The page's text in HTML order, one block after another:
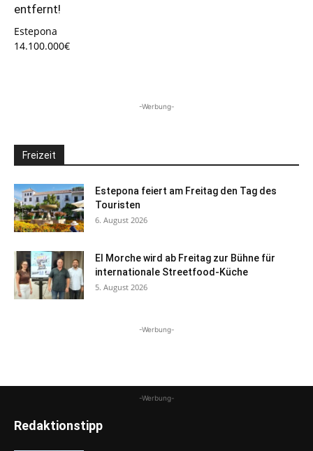
entfernt!
Estepona
14.100.000€
-Werbung-
Freizeit
Estepona feiert am Freitag den Tag des
Touristen
6. August 2026
El Morche wird ab Freitag zur Bühne für
internationale Streetfood-Küche
5. August 2026
-Werbung-
-Werbung-
Redaktionstipp